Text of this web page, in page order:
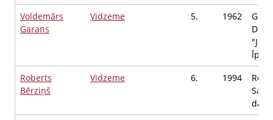
Voldemārs
Garans
Vidzeme 5. 1962
Roberts
Bērziņš
Vidzeme 6. 1994